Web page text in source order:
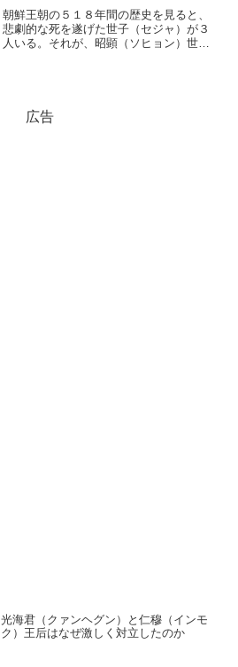
朝鮮王朝の５１８年間の歴史を見ると、
悲劇的な死を遂げた世子（セジャ）が３
人いる。それが、昭顕（ソヒョン）世子
広告
光海君（クァンヘグン）と仁穆（インモ
ク）王后はなぜ激しく対立したのか